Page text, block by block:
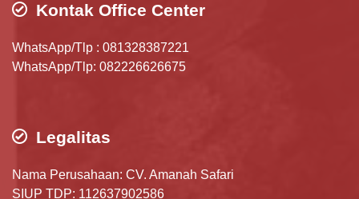
Kontak Office Center
WhatsApp/Tlp : 081328387221
WhatsApp/Tlp: 082226626675
Legalitas
Nama Perusahaan: CV. Amanah Safari
SIUP TDP: 112637902586